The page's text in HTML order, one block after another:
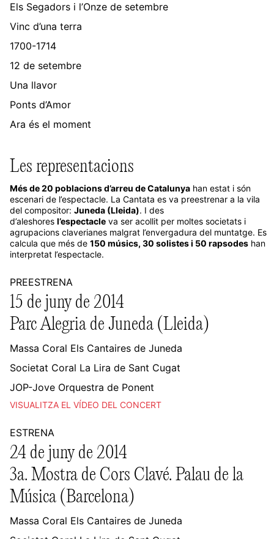
Els Segadors i l’Onze de setembre
Vinc d’una terra
1700-1714
12 de setembre
Una llavor
Ponts d’Amor
Ara és el moment
Les representacions
Més de 20 poblacions d’arreu de Catalunya han estat i són
escenari de l’espectacle. La Cantata es va preestrenar a la vila
del compositor: Juneda (Lleida). I des
d’aleshores l’espectacle va ser acollit per moltes societats i
agrupacions claverianes malgrat l’envergadura del muntatge. Es
calcula que més de 150 músics, 30 solistes i 50 rapsodes han
interpretat l’espectacle.
PREESTRENA
15 de juny de 2014
Parc Alegria de Juneda (Lleida)
Massa Coral Els Cantaires de Juneda
Societat Coral La Lira de Sant Cugat
JOP-Jove Orquestra de Ponent
VISUALITZA EL VÍDEO DEL CONCERT
ESTRENA
24 de juny de 2014
3a. Mostra de Cors Clavé. Palau de la
Música (Barcelona)
Massa Coral Els Cantaires de Juneda